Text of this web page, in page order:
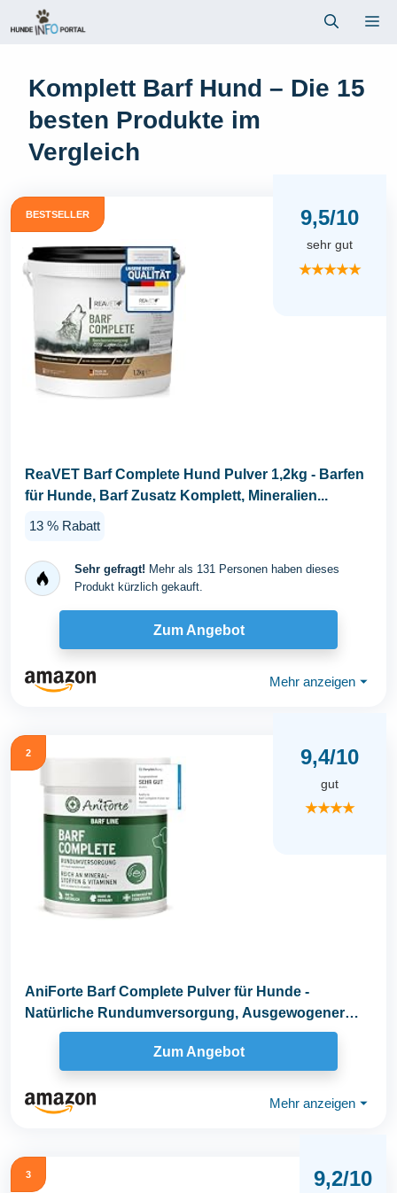
Inhalt
Komplett Barf Hund – Die 15
besten Produkte im
Vergleich
BESTSELLER 9,5/10
sehr gut
★★★★★
ReaVET Barf Complete Hund Pulver 1,2kg - Barfen
für Hunde, Barf Zusatz Komplett, Mineralien...
13 % Rabatt
Sehr gefragt! Mehr als 131 Personen haben dieses
Produkt kürzlich gekauft.
Zum Angebot
Mehr anzeigen ⏷
2 9,4/10
gut
★★★★
AniForte Barf Complete Pulver für Hunde -
Natürliche Rundumversorgung, Ausgewogener
Zusatz beim...
Zum Angebot
Mehr anzeigen ⏷
3 9,2/10